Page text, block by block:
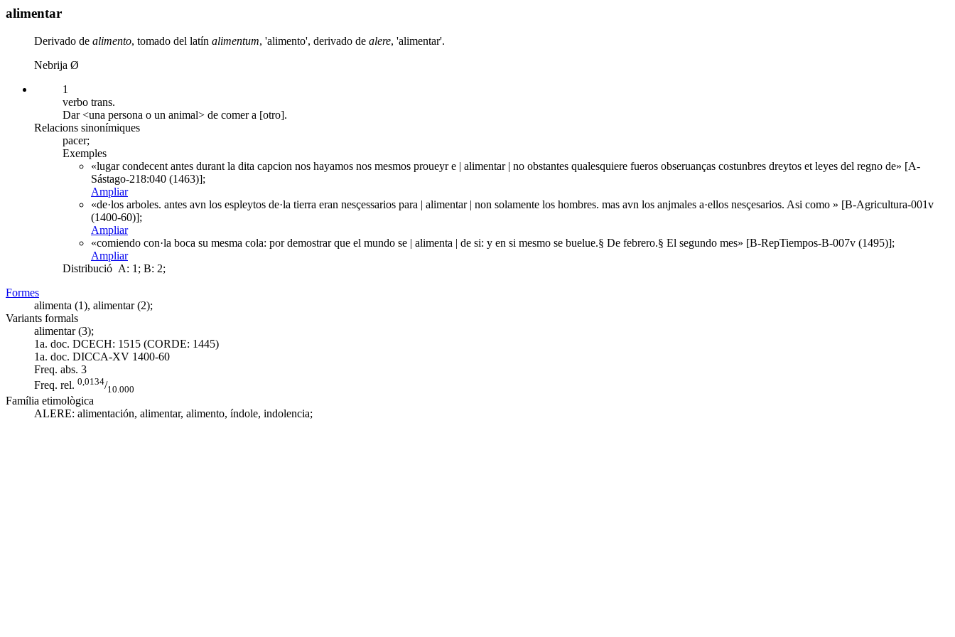
alimentar
Derivado de alimento, tomado del latín alimentum, 'alimento', derivado de alere, 'alimentar'.
Nebrija Ø
1
verbo trans.
Dar <una persona o un animal> de comer a [otro].
Relacions sinonímiques
pacer;
Exemples
«lugar condecent antes durant la dita capcion nos hayamos nos mesmos proueyr e | alimentar | no obstantes qualesquiere fueros obseruanças costunbres dreytos et leyes del regno de» [A-
Sástago-218:040 (1463)];
Ampliar
«de·los arboles. antes avn los espleytos de·la tierra eran nesçessarios para | alimentar | non solamente los hombres. mas avn los anjmales a·ellos nesçesarios. Asi como » [B-Agricultura-001v
(1400-60)];
Ampliar
«comiendo con·la boca su mesma cola: por demostrar que el mundo se | alimenta | de si: y en si mesmo se buelue.§ De febrero.§ El segundo mes» [B-RepTiempos-B-007v (1495)];
Ampliar
Distribució A: 1; B: 2;
Formes
alimenta (1), alimentar (2);
Variants formals
alimentar (3);
1a. doc. DCECH: 1515 (CORDE: 1445)
1a. doc. DICCA-XV 1400-60
Freq. abs. 3
Freq. rel. 0,0134/10.000
Família etimològica
ALERE: alimentación, alimentar, alimento, índole, indolencia;